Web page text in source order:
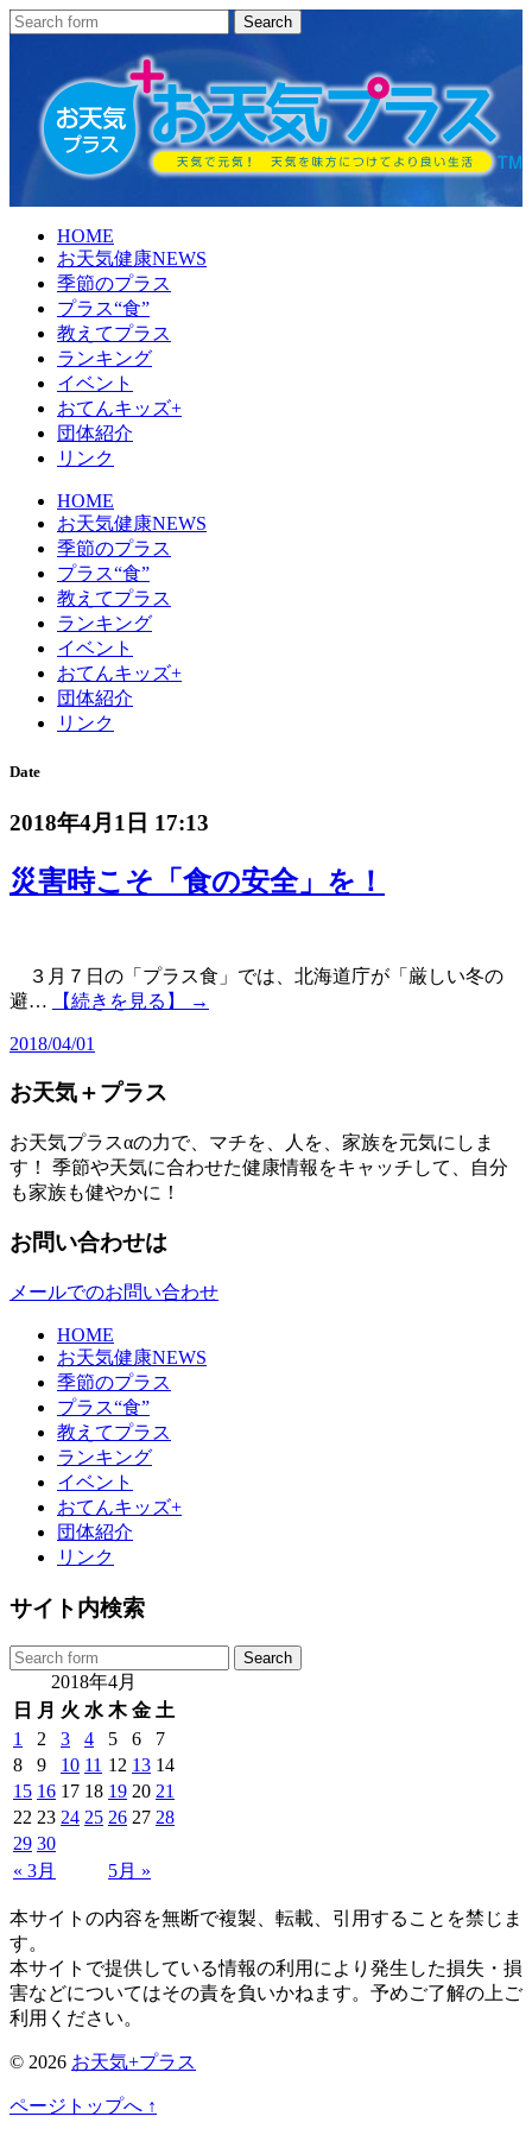
HOME
お天気健康NEWS
季節のプラス
プラス“食”
教えてプラス
ランキング
イベント
おてんキッズ+
団体紹介
リンク
HOME
お天気健康NEWS
季節のプラス
プラス“食”
教えてプラス
ランキング
イベント
おてんキッズ+
団体紹介
リンク
Date
2018年4月1日 17:13
災害時こそ「食の安全」を！
３月７日の「プラス食」では、北海道庁が「厳しい冬の
避…
【続きを見る】 →
2018/04/01
お天気＋プラス
お天気プラスαの力で、マチを、人を、家族を元気にしま
す！ 季節や天気に合わせた健康情報をキャッチして、自分
も家族も健やかに！
お問い合わせは
メールでのお問い合わせ
HOME
お天気健康NEWS
季節のプラス
プラス“食”
教えてプラス
ランキング
イベント
おてんキッズ+
団体紹介
リンク
サイト内検索
2018年4月
日 月 火 水 木 金 土
« 3月 5月 »
1 2 3 4 5 6
7
8
9 10 11 12 13 14
15 16 17 18 19 20 21
22 23 24 25 26 27 28
29 30
本サイトの内容を無断で複製、転載、引用することを禁じま
す。
本サイトで提供している情報の利用により発生した損失・損
害などについてはその責を負いかねます。予めご了解の上ご
利用ください。
© 2026 お天気+プラス
ページトップへ ↑